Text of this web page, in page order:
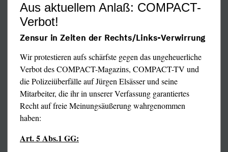
Aus aktuellem Anlaß: COMPACT-
Verbot!
Zensur in Zeiten der Rechts/Links-Verwirrung
Wir protestieren aufs schärfste gegen das ungeheuerliche
Verbot des COMPACT-Magazins, COMPACT-TV und
die Polizeiüberfälle auf Jürgen Elsässer und seine
Mitarbeiter, die ihr in unserer Verfassung garantiertes
Recht auf freie Meinungsäußerung wahrgenommen
haben:
Art. 5 Abs.1 GG: